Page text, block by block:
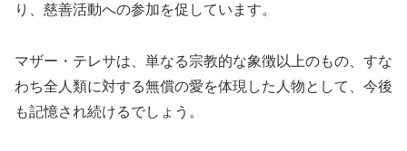
り、慈善活動への参加を促しています。
マザー・テレサは、単なる宗教的な象徴以上のもの、すな
わち全人類に対する無償の愛を体現した人物として、今後
も記憶され続けるでしょう。